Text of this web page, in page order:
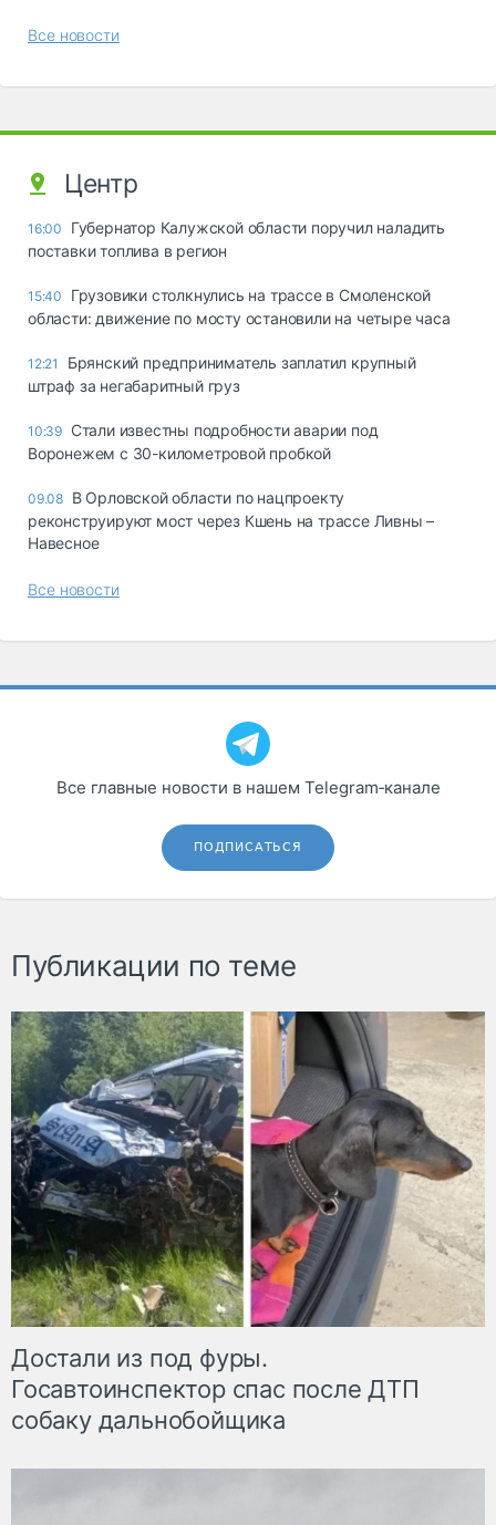
Все новости
Центр
16:00
Губернатор Калужской области поручил наладить
поставки топлива в регион
15:40
Грузовики столкнулись на трассе в Смоленской
области: движение по мосту остановили на четыре часа
12:21
Брянский предприниматель заплатил крупный
штраф за негабаритный груз
10:39 Стали известны подробности аварии под
Воронежем с 30-километровой пробкой
09.08 В Орловской области по нацпроекту
реконструируют мост через Кшень на трассе Ливны –
Навесное
Все новости
Все главные новости в нашем Telegram‑канале
ПОДПИСАТЬСЯ
Публикации по теме
Достали из под фуры.
Госавтоинспектор спас после ДТП
собаку дальнобойщика